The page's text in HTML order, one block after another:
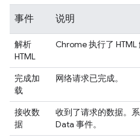
事件 说明
解析
HTML
Chrome 执行了 HTML
完成加
载
网络请求已完成。
接收数
据
收到了请求的数据。
Data 事件。